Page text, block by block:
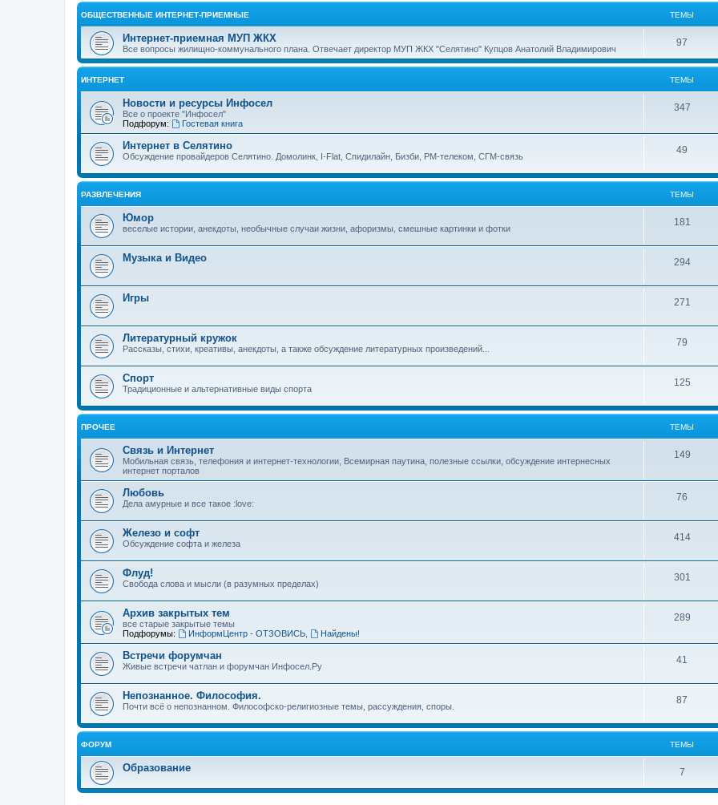
ОБЩЕСТВЕННЫЕ ИНТЕРНЕТ-ПРИЕМНЫЕ ТЕМЫ
Интернет-приемная МУП ЖКХ
Все вопросы жилищно-коммунального плана. Отвечает директор МУП ЖКХ "Селятино" Купцов Анатолий Владимирович
97
ИНТЕРНЕТ ТЕМЫ
Новости и ресурсы Инфосел
Все о проекте "Инфосел"
Подфорум:
Гостевая книга
347
Интернет в Селятино
Обсуждение провайдеров Селятино. Домолинк, I-Flat, Спидилайн, Бизби, РМ-телеком, СГМ-связь
49
РАЗВЛЕЧЕНИЯ ТЕМЫ
Юмор
веселые истории, анекдоты, необычные случаи жизни, афоризмы, смешные картинки и фотки
181
Музыка и Видео 294
Игры 271
Литературный кружок
Рассказы, стихи, креативы, анекдоты, а также обсуждение литературных произведений...
79
Спорт
Традиционные и альтернативные виды спорта
125
ПРОЧЕЕ ТЕМЫ
Связь и Интернет
Мобильная связь, телефония и интернет-технологии, Всемирная паутина, полезные ссылки, обсуждение интернесных
интернет порталов
149
Любовь
Дела амурные и все такое :love:
76
Железо и софт
Обсуждение софта и железа
414
Флуд!
Свобода слова и мысли (в разумных пределах)
301
Архив закрытых тем
все старые закрытые темы
Подфорумы:
ИнформЦентр - ОТЗОВИСЬ, Найдены!
289
Встречи форумчан
Живые встречи чатлан и форумчан Инфосел.Ру
41
Непознанное. Философия.
Почти всё о непознанном. Философско-религиозные темы, рассуждения, споры.
87
ФОРУМ ТЕМЫ
Образование 7